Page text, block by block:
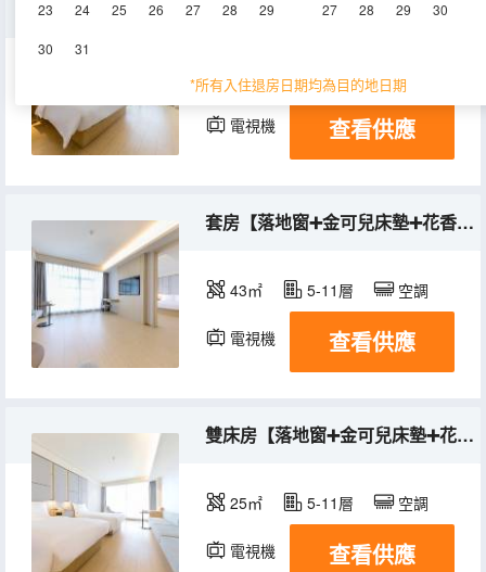
23 24 25 26 27 28 29
30 31
27 28 29 30
*所有入住退房日期均為目的地日期
20-23㎡ 6-11層
電視機 查看供應
套房【落地窗➕金可兒床墊➕花香枕】
43㎡ 5-11層 空調
電視機 查看供應
雙床房【落地窗➕金可兒床墊➕花香枕】
25㎡ 5-11層 空調
電視機 查看供應